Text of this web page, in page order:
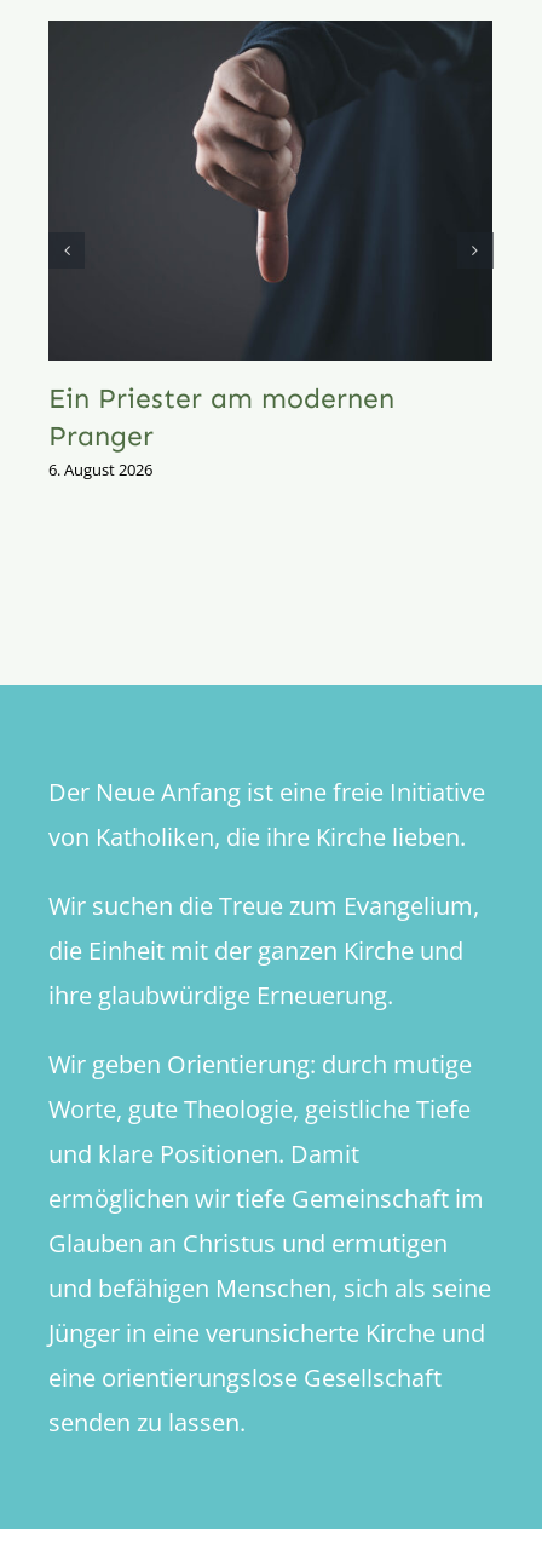
Ein Priester am modernen
Pranger
6. August 2026
Der Neue Anfang ist eine freie Initiative
von Katholiken, die ihre Kirche lieben.
Wir suchen die Treue zum Evangelium,
die Einheit mit der ganzen Kirche und
ihre glaubwürdige Erneuerung.
Wir geben Orientierung: durch mutige
Worte, gute Theologie, geistliche Tiefe
und klare Positionen. Damit
ermöglichen wir tiefe Gemeinschaft im
Glauben an Christus und ermutigen
und befähigen Menschen, sich als seine
Jünger in eine verunsicherte Kirche und
eine orientierungslose Gesellschaft
senden zu lassen.